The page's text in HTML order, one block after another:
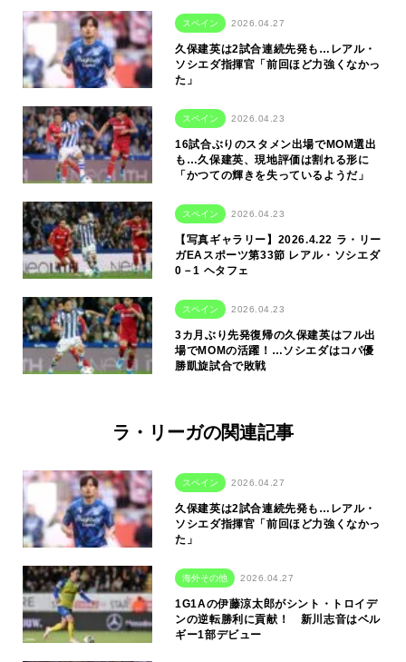
スペイン 2026.04.27
久保建英は2試合連続先発も…レアル・
ソシエダ指揮官「前回ほど力強くなかっ
た」
スペイン 2026.04.23
16試合ぶりのスタメン出場でMOM選出
も…久保建英、現地評価は割れる形に
「かつての輝きを失っているようだ」
スペイン 2026.04.23
【写真ギャラリー】2026.4.22 ラ・リー
ガEAスポーツ第33節 レアル・ソシエダ
0－1 ヘタフェ
スペイン 2026.04.23
3カ月ぶり先発復帰の久保建英はフル出
場でMOMの活躍！…ソシエダはコパ優
勝凱旋試合で敗戦
ラ・リーガの関連記事
スペイン 2026.04.27
久保建英は2試合連続先発も…レアル・
ソシエダ指揮官「前回ほど力強くなかっ
た」
海外その他 2026.04.27
1G1Aの伊藤涼太郎がシント・トロイデ
ンの逆転勝利に貢献！ 新川志音はベル
ギー1部デビュー